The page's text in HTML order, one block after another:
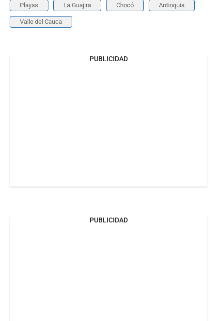
Playas La Guajira Chocó Antioquia
Valle del Cauca
PUBLICIDAD
PUBLICIDAD